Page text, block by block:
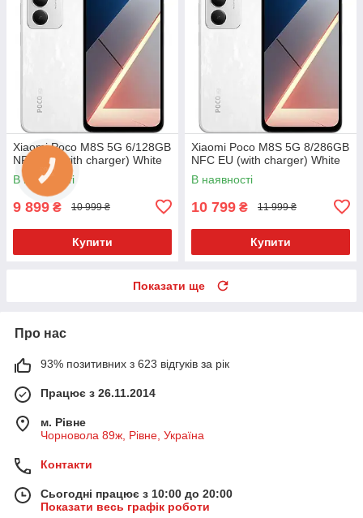
Xiaomi Poco M8S 5G 6/128GB
NFC EU (with charger) White
В наявності
9 899 ₴ 10 999 ₴
Купити
Xiaomi Poco M8S 5G 8/286GB
NFC EU (with charger) White
В наявності
10 799 ₴ 11 999 ₴
Купити
Показати ще
Про нас
93% позитивних з 623 відгуків за рік
Працює з 26.11.2014
м. Рівне
Чорновола 89ж, Рівне, Україна
Контакти
Сьогодні працює з 10:00 до 20:00
Показати весь графік роботи